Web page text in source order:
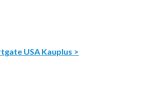
USA Kauplus >